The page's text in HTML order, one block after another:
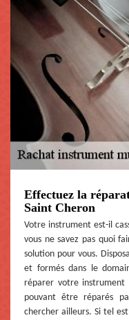
Effectuez la
Saint Cheron
Votre instrument est-il
vous ne savez pas quoi
solution pour vous.
et formés dans le
réparer votre instrument
pouvant être réparés
chercher ailleurs. Si tel